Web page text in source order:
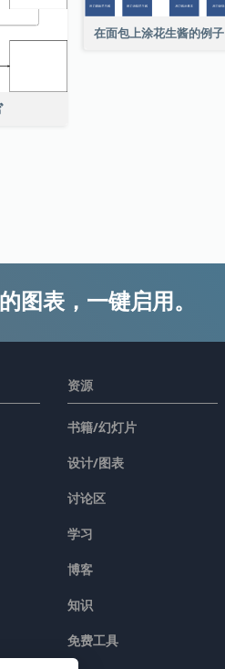
在面包上涂花生酱的例子
图表，一键启用。
资源
书籍/幻灯片
设计/图表
讨论区
学习
博客
知识
免费工具